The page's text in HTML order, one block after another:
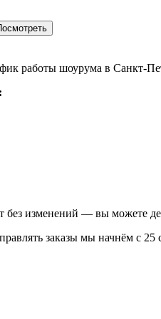
работы шоурума в Санкт-
без изменений — вы можете
заказы мы начнём с 25